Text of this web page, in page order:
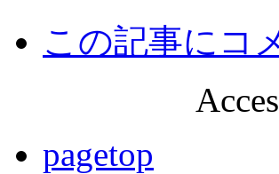
この記事にコ
pagetop